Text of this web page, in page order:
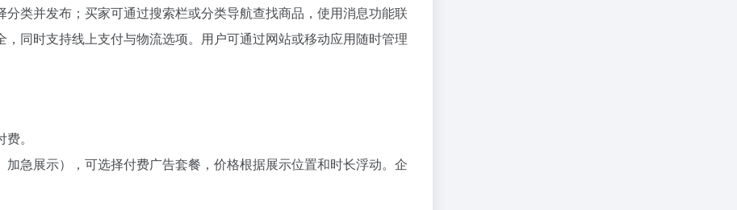
类并发布；买家可通过搜索栏或分类导航查找商品，使用消息功能联
同时支持线上支付与物流选项。用户可通过网站或移动应用随时管理
。
加急展示），可选择付费广告套餐，价格根据展示位置和时长浮动。企